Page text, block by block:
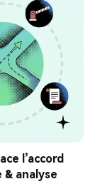
l’accord
analyse